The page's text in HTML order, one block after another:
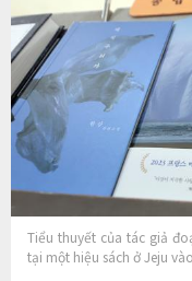
Tiểu thuyết của tác giả
tại một hiệu sách ở Jeju